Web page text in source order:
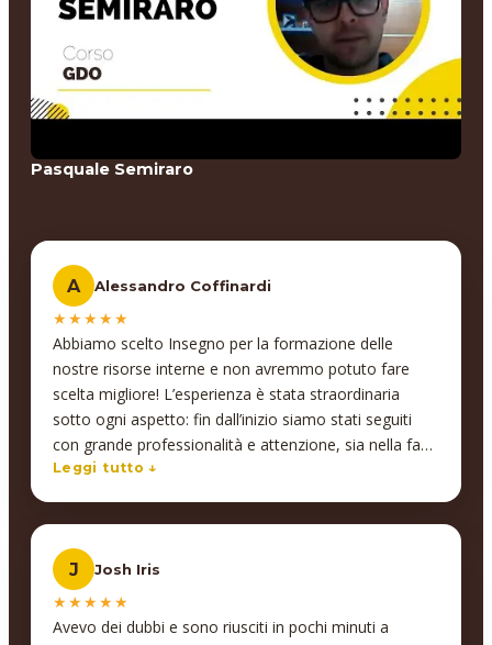
Pasquale Semiraro
A Alessandro Coffinardi
★★★★★
Abbiamo scelto Insegno per la formazione delle
nostre risorse interne e non avremmo potuto fare
scelta migliore! L’esperienza è stata straordinaria
sotto ogni aspetto: fin dall’inizio siamo stati seguiti
con grande professionalità e attenzione, sia nella fase
di progettazione del corso che durante tutto il
costante e personalizzato, e le competenze acquisite
si sono rivelate immediatamente applicabili nel lavoro
quotidiano, portando risultati concreti e tangibili. Un
aspetto che abbiamo particolarmente apprezzato è il
coinvolgimento dei docenti, che non si limitano a
Leggi tutto ↓
J Josh Iris
★★★★★
Avevo dei dubbi e sono riusciti in pochi minuti a